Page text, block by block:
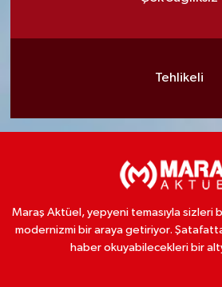
Tehlikeli
Maraş Aktüel, yepyeni temasıyla sizleri
modernizmi bir araya getiriyor.
haber okuyabilecekleri bir